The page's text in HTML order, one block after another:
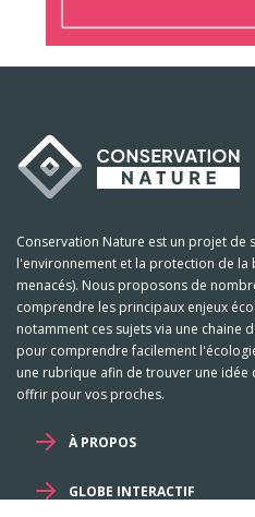
Conservation Nature est un projet de
l'environnement et la protection de
menacés). Nous proposons de
comprendre les principaux enjeux
notamment ces sujets via une chaine
pour comprendre facilement
une rubrique afin de trouver une idée
offrir pour vos proches.
À PROPOS
GLOBE INTERACTIF